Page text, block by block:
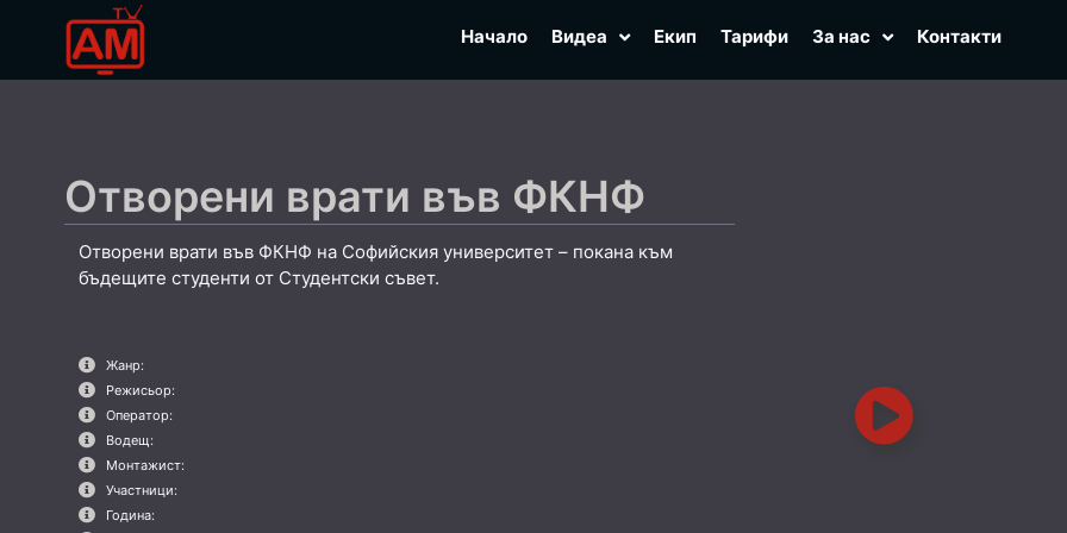
Начало Видеа Екип Тарифи За нас Контакти
Отворени врати във ФКНФ
Отворени врати във ФКНФ на Софийския университет – покана към
бъдещите студенти от Студентски съвет.
Жанр:
Режисьор:
Оператор:
Водещ:
Монтажист:
Участници:
Година: